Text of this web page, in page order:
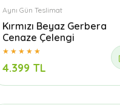
Aynı Gün Teslimat
Kırmızı Beyaz Gerbera
Cenaze Çelengi
4.399 TL